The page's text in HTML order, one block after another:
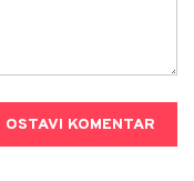
OSTAVI KOMENTAR